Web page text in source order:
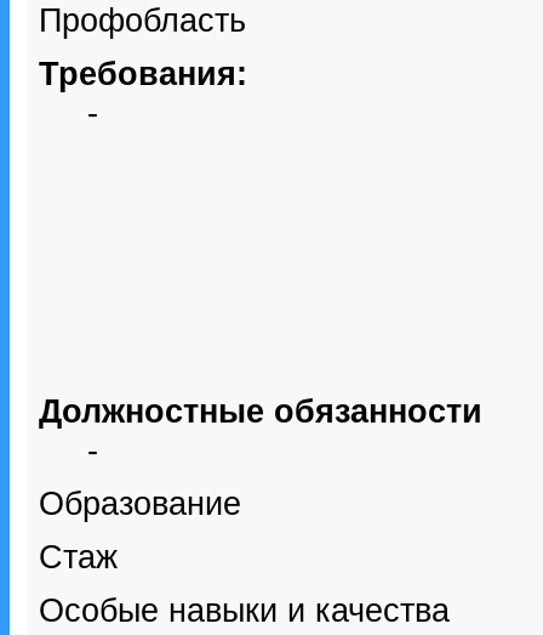
Профобласть
Требования:
-
Должностные обязанности
-
Образование
Стаж
Особые навыки и качества